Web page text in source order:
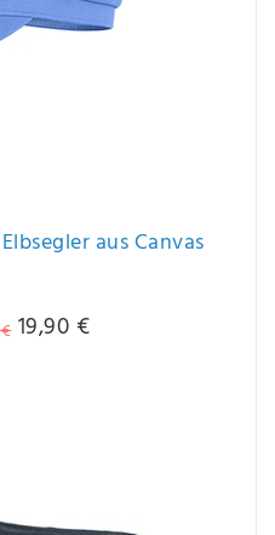
aus Canvas
19,90 €